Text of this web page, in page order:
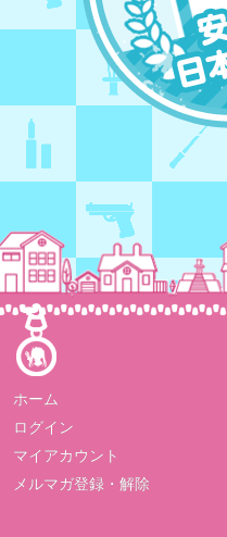
ホーム
ログイン
マイアカウント
メルマガ登録・解除